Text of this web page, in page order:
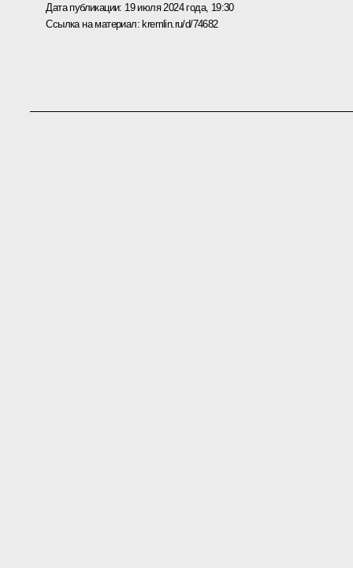
Дата публикации: 19 июля 2024 года, 19:30
Ссылка на материал: kremlin.ru/d/74682